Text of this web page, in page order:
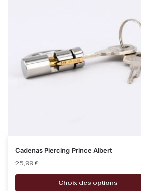
Cadenas Piercing Prince Albert
25,99€
Choix des options